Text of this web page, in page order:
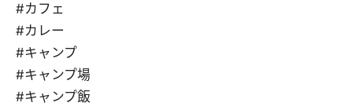
#カフェ
#カレー
#キャンプ
#キャンプ場
#キャンプ飯